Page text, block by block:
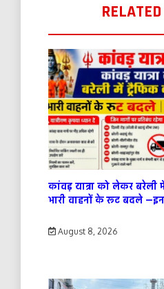
कांवड़ यात्रा को लेकर बरेली
भारी वाहनों के रूट बदले —इन
August 8, 2026